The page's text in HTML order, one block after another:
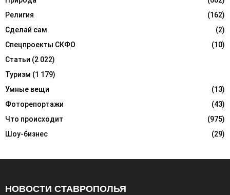
Религия
(162)
Сделай сам
(2)
Спецпроекты СКФО
(10)
Статьи (2 022)
Туризм (1 179)
Умные вещи
(13)
Фоторепортажи
(43)
Что происходит
(975)
Шоу-бизнес
(29)
НОВОСТИ СТАВРОПОЛЬЯ